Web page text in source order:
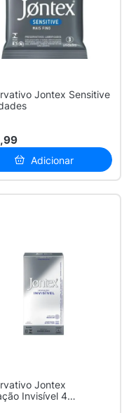
Jontex Sensitive
Adicionar
Jontex
Invisível 4